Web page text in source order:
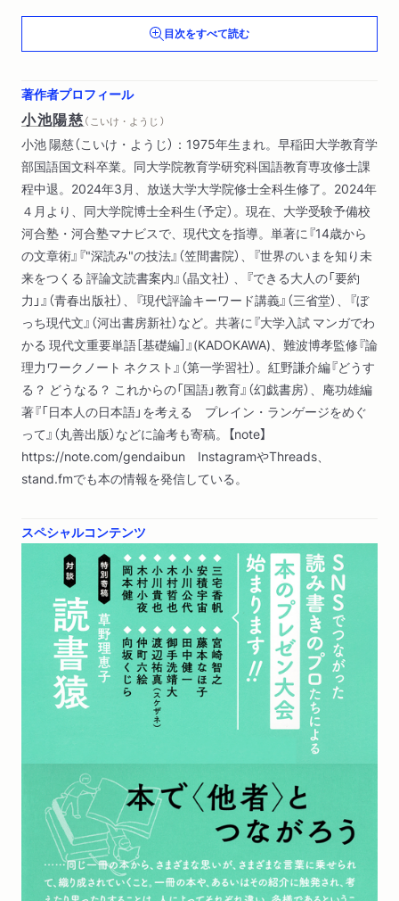
５小川公代／『サロメ』（オスカー・ワイルド著、平野啓一郎訳）
６田中健一／『漢文名文選 故事成語編』（三上英司・大橋賢
一・小田健太編）
《コラム》隠れて本を読もう 読書猿
８御手洗靖大／『和歌文学の基礎知識』（谷知子著）
９小川貴也／『複数の日本語――方言からはじめる言語学』（工
藤真由美・八亀裕美著）
10 渡辺祐真（スケザネ）／『物語の役割』（小川洋子著）
11 木村小夜／『お伽草紙』（太宰治著）
12 仲町六絵／『家守綺譚』（梨木香歩著）
13 岡本健／『鼻行類』（ハラルト・シュテュンプケ著、日高敏
隆・羽田節子訳）
14 向坂くじら／『草野心平詩集』（草野心平著）
第２部 本とつながる、本でつながる 小池陽慈×読書猿
第３部 つながる読書
木村哲也?向坂くじら、渡辺祐真（スケザネ）?小川公代、御手洗
靖大?仲町六絵、岡本健?安積宇宙、小川公代?三宅香帆、田中健
一?宮崎智之、木村小夜?小川貴也、仲町六絵?御手洗靖大、向坂
くじら?木村哲也、小川貴也?田中健一、安積宇宙?渡辺祐真（ス
子?岡本健
おわりに 小池陽慈
《特別寄稿》どこにでも落ちているいいものはなーんだ？ 草野
理恵子
目次をすべて読む
著作者プロフィール
小池陽慈（ こいけ・ようじ ）
小池 陽慈（こいけ・ようじ）：1975年生まれ。早稲田大学教育学
部国語国文科卒業。同大学院教育学研究科国語教育専攻修士課
程中退。2024年3月、放送大学大学院修士全科生修了。2024年
４月より、同大学院博士全科生（予定）。現在、大学受験予備校
河合塾・河合塾マナビスで、現代文を指導。単著に『14歳から
の文章術』『"深読み"の技法』（笠間書院）、『世界のいまを知り未
来をつくる 評論文読書案内』（晶文社） 、『できる大人の「要約
力」』（青春出版社）、『現代評論キーワード講義』（三省堂）、『ぼ
っち現代文』（河出書房新社）など。共著に『大学入試 マンガでわ
かる 現代文重要単語［基礎編］』(KADOKAWA)、難波博孝監修『論
理力ワークノート ネクスト』（第一学習社）。紅野謙介編『どうす
る？ どうなる？ これからの「国語」教育』（幻戯書房）、庵功雄編
著『「日本人の日本語」を考える プレイン・ランゲージをめぐ
って』（丸善出版）などに論考も寄稿。【note】
https://note.com/gendaibun InstagramやThreads、
stand.fmでも本の情報を発信している。
スペシャルコンテンツ